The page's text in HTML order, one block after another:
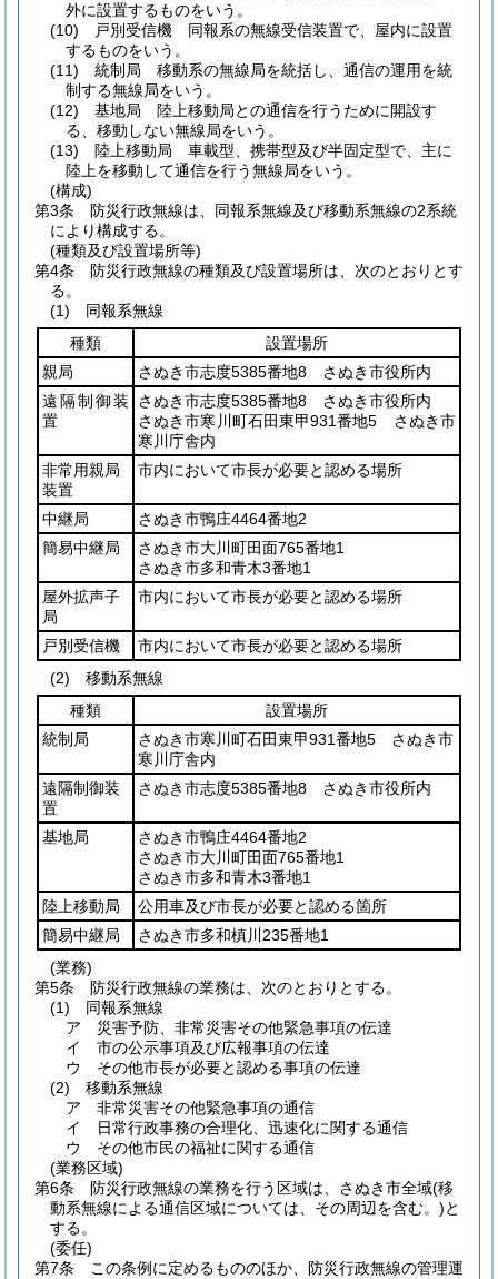
外に設置するものをいう。
(10)
戸別受信機 同報系の無線受信装置で、屋内に設置
するものをいう。
(11)
統制局 移動系の無線局を統括し、通信の運用を統
制する無線局をいう。
(12)
基地局 陸上移動局との通信を行うために開設す
る、移動しない無線局をいう。
(13)
陸上移動局 車載型、携帯型及び半固定型で、主に
陸上を移動して通信を行う無線局をいう。
(構成)
第3条
防災行政無線は、同報系無線及び移動系無線の2系統
により構成する。
(種類及び設置場所等)
第4条
防災行政無線の種類及び設置場所は、次のとおりとす
る。
(1)
同報系無線
種類
設置場所
親局
さぬき市志度5385番地8 さぬき市役所内
遠隔制御装
置
さぬき市志度5385番地8 さぬき市役所内
さぬき市寒川町石田東甲931番地5 さぬき市
寒川庁舎内
非常用親局
装置
市内において市長が必要と認める場所
中継局
さぬき市鴨庄4464番地2
簡易中継局
さぬき市大川町田面765番地1
さぬき市多和青木3番地1
屋外拡声子
局
市内において市長が必要と認める場所
戸別受信機
市内において市長が必要と認める場所
(2)
移動系無線
種類
設置場所
統制局
さぬき市寒川町石田東甲931番地5 さぬき市
寒川庁舎内
遠隔制御装
置
さぬき市志度5385番地8 さぬき市役所内
基地局
さぬき市鴨庄4464番地2
さぬき市大川町田面765番地1
さぬき市多和青木3番地1
陸上移動局
公用車及び市長が必要と認める箇所
簡易中継局
さぬき市多和槙川235番地1
(業務)
第5条
防災行政無線の業務は、次のとおりとする。
(1)
同報系無線
ア
災害予防、非常災害その他緊急事項の伝達
イ
市の公示事項及び広報事項の伝達
ウ
その他市長が必要と認める事項の伝達
(2)
移動系無線
ア
非常災害その他緊急事項の通信
イ
日常行政事務の合理化、迅速化に関する通信
ウ
その他市民の福祉に関する通信
(業務区域)
第6条
防災行政無線の業務を行う区域は、さぬき市全域(移
動系無線による通信区域については、その周辺を含む。)と
する。
(委任)
第7条
この条例に定めるもののほか、防災行政無線の管理運